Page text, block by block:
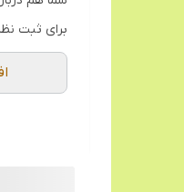
برای ثبت